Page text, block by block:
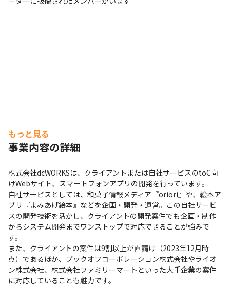
もっと見る
事業内容の詳細
株式会社dcWORKSは、クライアントまたは自社サービスのtoC向
けWebサイト、スマートフォンアプリの開発を行っています。
自社サービスとしては、和菓子情報メディア『oriori』や、絵本ア
プリ『よみあげ絵本』などを企画・開発・運営。この自社サービ
スの開発技術を活かし、クライアントの開発案件でも企画・制作
からシステム開発までワンストップで対応できることが強みで
す。
また、クライアントの案件は9割以上が直請け（2023年12月時
点）であるほか、ブックオフコーポレーション株式会社やライオ
ン株式会社、株式会社ファミリーマートといった大手企業の案件
に対応していることも魅力です。